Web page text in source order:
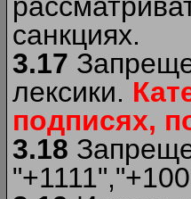
санкциях.
3.17
лексики.
подписях,
3.18